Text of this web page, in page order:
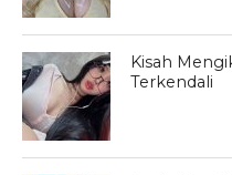
Kisah
Terkendali